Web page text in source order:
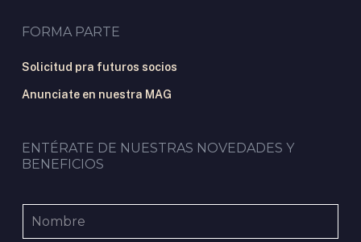
FORMA PARTE
Solicitud pra futuros socios
Anunciate en nuestra MAG
ENTÉRATE DE NUESTRAS NOVEDADES Y
BENEFICIOS